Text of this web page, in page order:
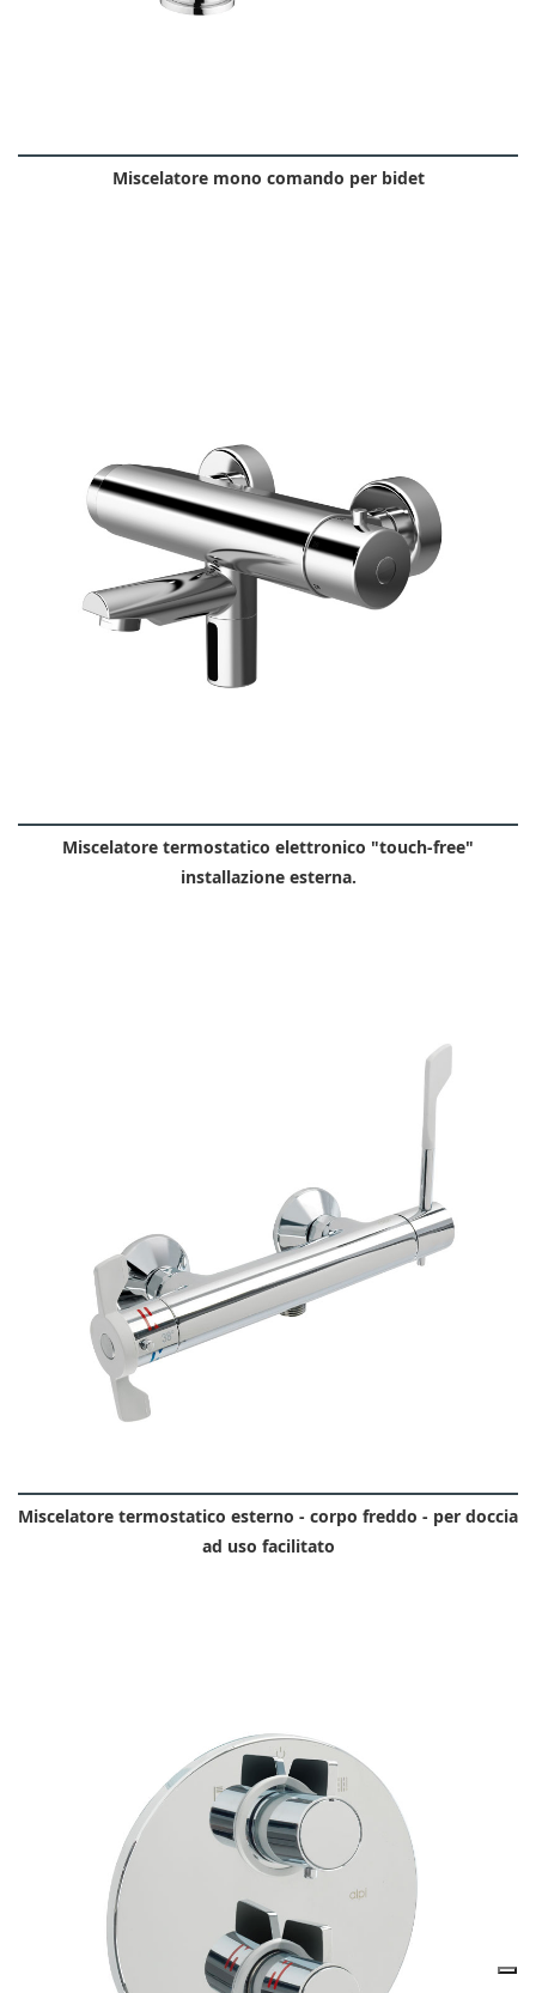
Miscelatore mono comando per bidet
Miscelatore termostatico elettronico "touch-free"
installazione esterna.
Miscelatore termostatico esterno - corpo freddo - per doccia
ad uso facilitato